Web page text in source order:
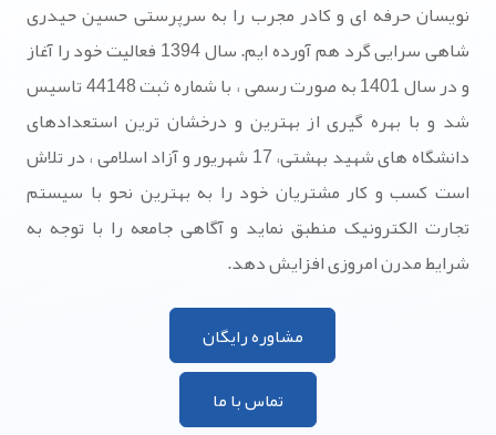
نویسان حرفه ای و کادر مجرب را به سرپرستی حسین حیدری
شاهی سرایی گرد هم آورده ایم. سال 1394 فعالیت خود را آغاز
و در سال 1401 به صورت رسمی ، با شماره ثبت 44148 تاسیس
شد و با بهره گیری از بهترین و درخشان ترین استعدادهای
دانشگاه های شهید بهشتی، 17 شهریور و آزاد اسلامی ، در تلاش
است کسب و کار مشتریان خود را به بهترین نحو با سیستم
تجارت الکترونیک منطبق نماید و آگاهی جامعه را با توجه به
شرایط مدرن امروزی افزایش دهد.
مشاوره رایگان
تماس با ما